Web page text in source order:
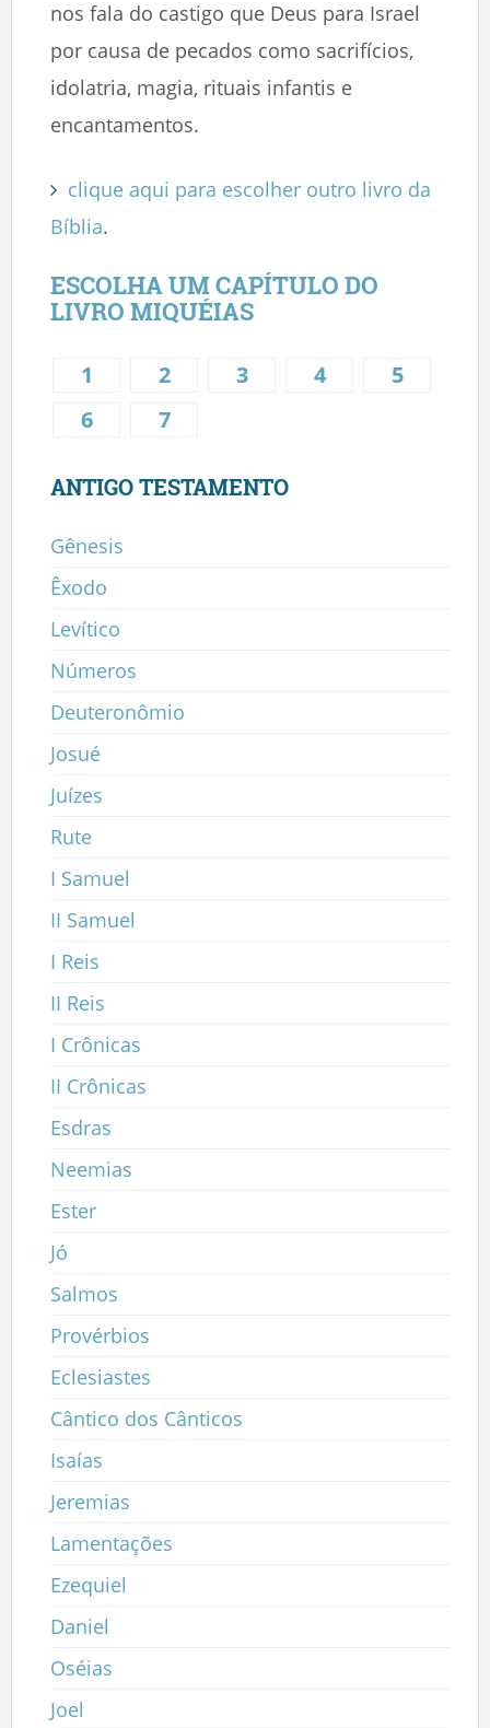
nos fala do castigo que Deus para Israel
por causa de pecados como sacrifícios,
idolatria, magia, rituais infantis e
encantamentos.
clique aqui para escolher outro livro da
Bíblia.
ESCOLHA UM CAPÍTULO DO
LIVRO MIQUÉIAS
1 2 3 4
5
6
7
ANTIGO TESTAMENTO
Gênesis
Êxodo
Levítico
Números
Deuteronômio
Josué
Juízes
Rute
I Samuel
II Samuel
I Reis
II Reis
I Crônicas
II Crônicas
Esdras
Neemias
Ester
Jó
Salmos
Provérbios
Eclesiastes
Cântico dos Cânticos
Isaías
Jeremias
Lamentações
Ezequiel
Daniel
Oséias
Joel